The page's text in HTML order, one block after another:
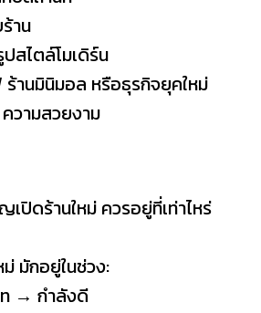
าน
สไตล์โมเดิร์น
ร้านมินิมอล หรือธุรกิจยุคใหม่
วามสวยงาม
ปิดร้านใหม่ ควรอยู่ที่เท่าไหร่
มักอยู่ในช่วง:
→ กำลังดี